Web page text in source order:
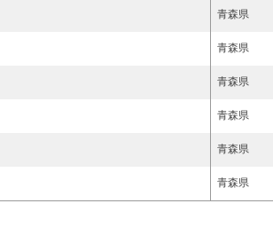
青森県
青森県
青森県
青森県
青森県
青森県